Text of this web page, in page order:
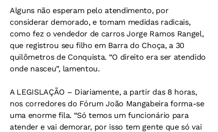
Alguns não esperam pelo atendimento, por
considerar demorado, e tomam medidas radicais,
como fez o vendedor de carros Jorge Ramos Rangel,
que registrou seu filho em Barra do Choça, a 30
quilômetros de Conquista. “O direito era ser atendido
onde nasceu”, lamentou.
A LEGISLAÇÃO – Diariamente, a partir das 8 horas,
nos corredores do Fórum João Mangabeira forma-se
uma enorme fila. “Só temos um funcionário para
atender e vai demorar, por isso tem gente que só vai